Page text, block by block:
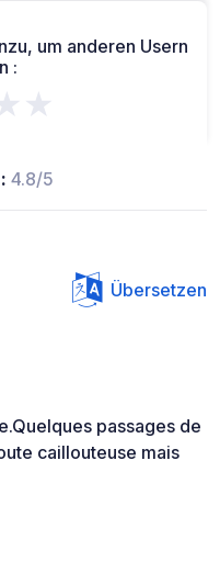
um anderen Usern
:
4.8/5
Übersetzen
passages de
caillouteuse mais